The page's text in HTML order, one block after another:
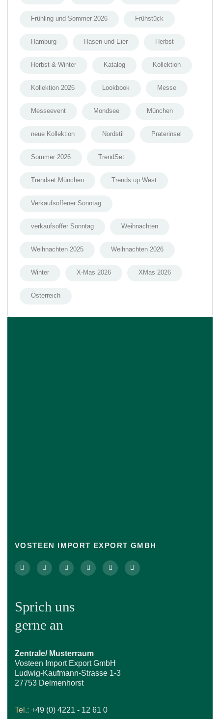
Frühling und Sommer 2026 Frühstück
Hamburg Hasen und Eier Herbst
Herbst & Winter Katalog Kollektion
Kollektion 2026 Lookbook Messe
Messeevent Mondsee München
neue Kollektion Nordstil Praterinsel
Sommer 2026 TrendSet
Trendset München Trends up West
Verkaufsoffener Sonntag
verkaufsoffer Sonntag Weihnachten
Weihnachten 2025 Weihnachten 2026
Winter X-Mas 2026 XMas 2026
Österreich
VOSTEEN IMPORT EXPORT GMBH
Sprich uns
gerne an
Zentrale/ Musterraum
Vosteen Import Export GmbH
Ludwig-Kaufmann-Strasse 1-3
27753 Delmenhorst
Tel.: +49 (0) 4221 - 12 61 0